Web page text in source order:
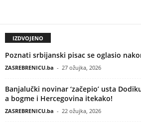
IZDVOJENO
Poznati srbijanski pisac se oglasio
ZASREBRENICU.ba - 27 ožujka, 2026
Banjalučki novinar ‘začepio’ usta
a bogme i Hercegovina itekako!
ZASREBRENICU.ba - 22 ožujka, 2026